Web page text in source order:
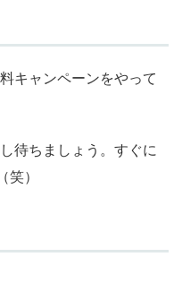
キャンペーンをやって
待ちましょう。すぐに
）